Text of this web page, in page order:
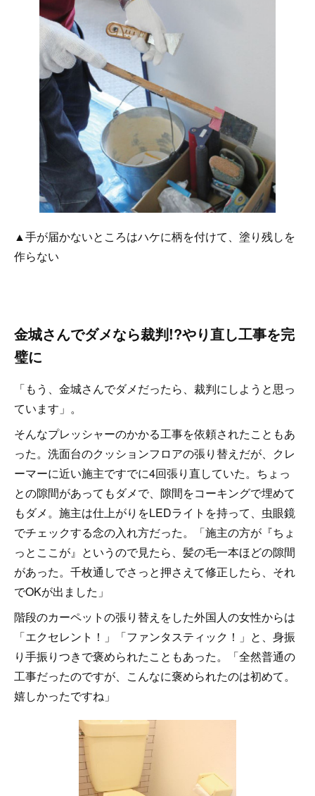
▲手が届かないところはハケに柄を付けて、塗り残しを
作らない
金城さんでダメなら裁判!?やり直し工事を完
璧に
「もう、金城さんでダメだったら、裁判にしようと思っ
ています」。
そんなプレッシャーのかかる工事を依頼されたこともあ
った。洗面台のクッションフロアの張り替えだが、クレ
ーマーに近い施主ですでに4回張り直していた。ちょっ
との隙間があってもダメで、隙間をコーキングで埋めて
もダメ。施主は仕上がりをLEDライトを持って、虫眼鏡
でチェックする念の入れ方だった。「施主の方が『ちょ
っとここが』というので見たら、髪の毛一本ほどの隙間
があった。千枚通しでさっと押さえて修正したら、それ
でOKが出ました」
階段のカーペットの張り替えをした外国人の女性からは
「エクセレント！」「ファンタスティック！」と、身振
り手振りつきで褒められたこともあった。「全然普通の
工事だったのですが、こんなに褒められたのは初めて。
嬉しかったですね」